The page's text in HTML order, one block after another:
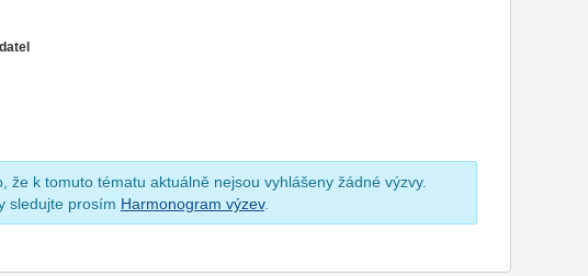
že k tomuto tématu aktuálně nejsou vyhlášeny žádné výzvy.
sledujte prosím Harmonogram výzev.